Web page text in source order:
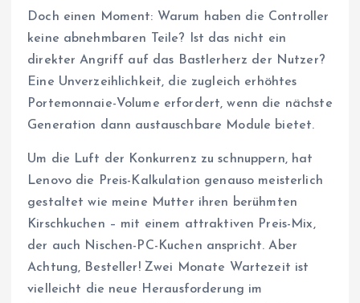
Doch einen Moment: Warum haben die Controller
keine abnehmbaren Teile? Ist das nicht ein
direkter Angriff auf das Bastlerherz der Nutzer?
Eine Unverzeihlichkeit, die zugleich erhöhtes
Portemonnaie-Volume erfordert, wenn die nächste
Generation dann austauschbare Module bietet.
Um die Luft der Konkurrenz zu schnuppern, hat
Lenovo die Preis-Kalkulation genauso meisterlich
gestaltet wie meine Mutter ihren berühmten
Kirschkuchen – mit einem attraktiven Preis-Mix,
der auch Nischen-PC-Kuchen anspricht. Aber
Achtung, Besteller! Zwei Monate Wartezeit ist
vielleicht die neue Herausforderung im